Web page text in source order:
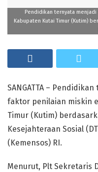
Pendidikan ternyata
Kabupaten Kutai Timur (Kutim)
SANGATTA –
faktor penilaian miskin
Timur (Kutim)
Kesejahteraan Sosial
(Kemensos) RI.
Menurut, Plt Sekretaris